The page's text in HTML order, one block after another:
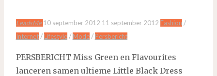
LeadsMe 10 september 2012 11 september 2012 Fashion /
Internet/ Lifestyle/ Mode/ Persbericht
PERSBERICHT Miss Green en Flavourites
lanceren samen ultieme Little Black Dress